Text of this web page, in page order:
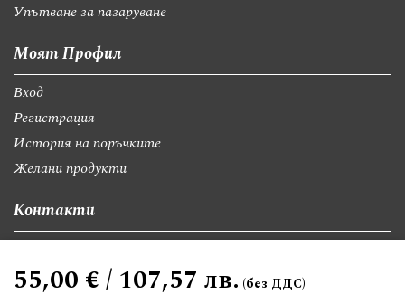
55,00 € / 107,57 лв.
Упътване за пазаруване
Моят Профил
Вход
Регистрация
История на поръчките
Желани продукти
Контакти
giftsbgnet@gmail.com
+359 89 9528300
+359 89 8580494